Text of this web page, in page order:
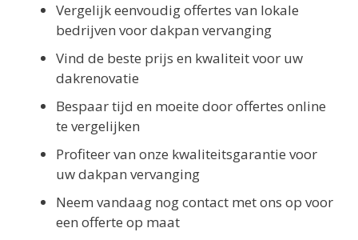
Vergelijk eenvoudig offertes van lokale
bedrijven voor dakpan vervanging
Vind de beste prijs en kwaliteit voor uw
dakrenovatie
Bespaar tijd en moeite door offertes online
te vergelijken
Profiteer van onze kwaliteitsgarantie voor
uw dakpan vervanging
Neem vandaag nog contact met ons op voor
een offerte op maat